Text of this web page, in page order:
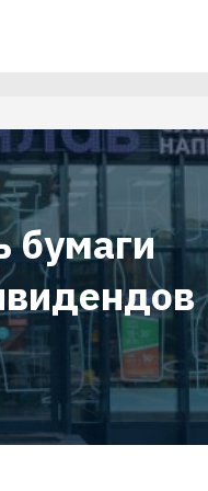
бумаги